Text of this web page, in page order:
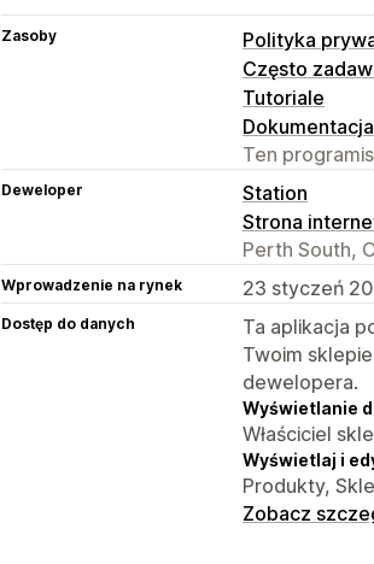
Zasoby
Polityka
Często
Tutoriale
Ten
Deweloper
Station
Strona
Perth South,
Wprowadzenie na rynek 23 styczeń
Dostęp do danych
Ta aplikacja
Twoim
dewelopera.
Wyświetlanie
Właściciel
Wyświetlaj i
Produkty,
Zobacz